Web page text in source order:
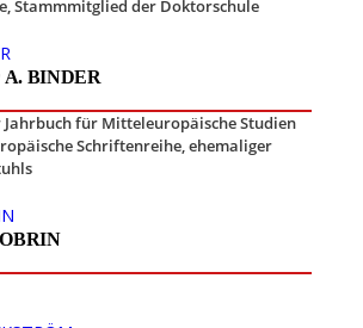
,Stammmitglied der Doktorschule
A. BINDER
für Mitteleuropäische Studien
Schriftenreihe,ehemaliger